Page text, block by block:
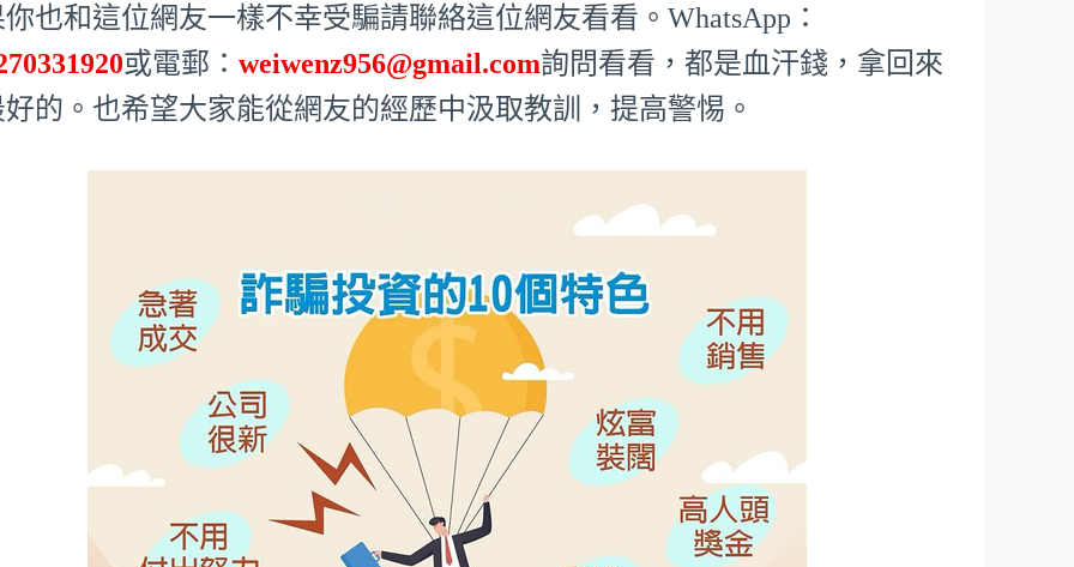
也和這位網友一樣不幸受騙請聯絡這位網友看看。WhatsApp：
或電郵：weiwenz956@gmail.com詢問看看，都是血汗錢，拿回來
的。也希望大家能從網友的經歷中汲取教訓，提高警惕。